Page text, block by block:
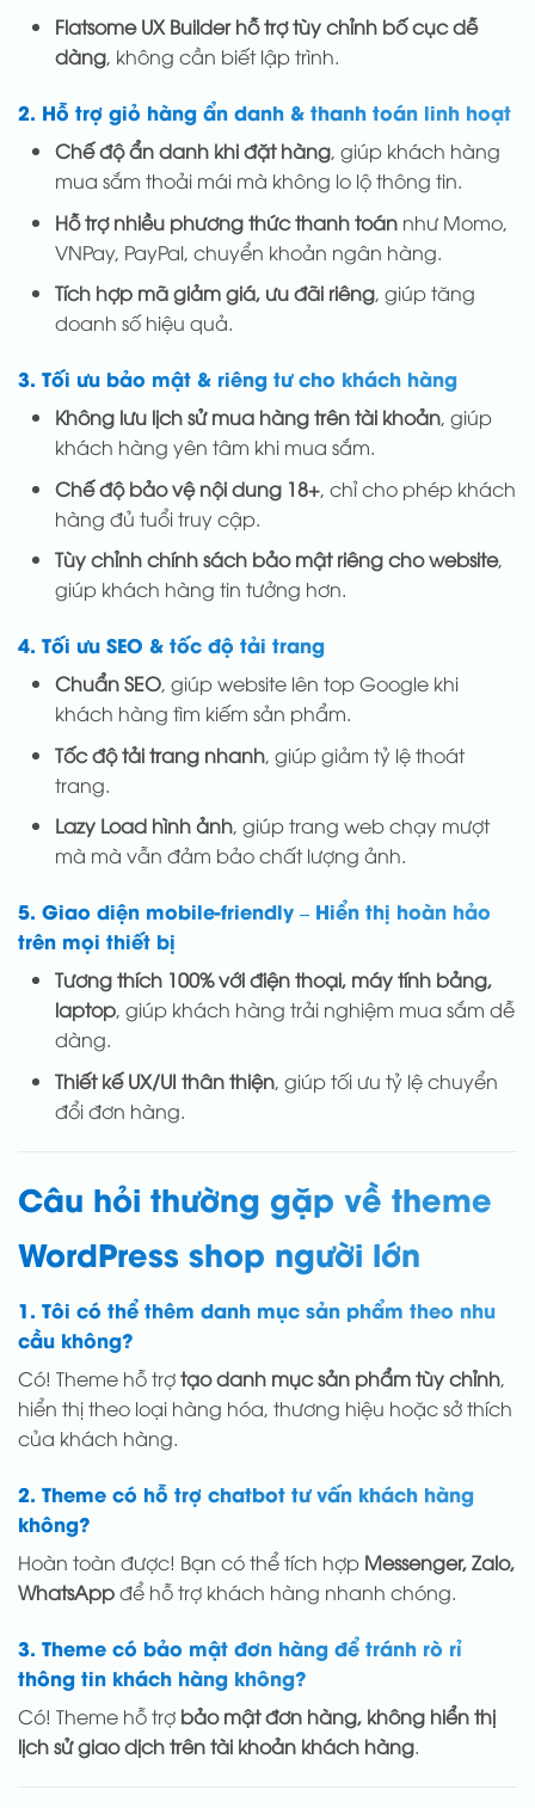
Flatsome UX Builder hỗ trợ tùy chỉnh bố cục dễ
dàng, không cần biết lập trình.
2. Hỗ trợ giỏ hàng ẩn danh & thanh toán linh hoạt
Chế độ ẩn danh khi đặt hàng, giúp khách hàng
mua sắm thoải mái mà không lo lộ thông tin.
Hỗ trợ nhiều phương thức thanh toánnhư Momo,
VNPay, PayPal, chuyển khoản ngân hàng.
Tích hợp mã giảm giá, ưu đãi riêng, giúp tăng
doanh số hiệu quả.
3. Tối ưu bảo mật & riêng tư cho khách hàng
Không lưu lịch sử mua hàng trên tài khoản, giúp
khách hàng yên tâm khi mua sắm.
Chế độ bảo vệ nội dung 18+, chỉ cho phép khách
hàng đủ tuổi truy cập.
Tùy chỉnh chính sách bảo mật riêng cho website,
giúp khách hàng tin tưởng hơn.
4. Tối ưu SEO & tốc độ tải trang
Chuẩn SEO, giúp website lên top Google khi
khách hàng tìm kiếm sản phẩm.
Tốc độ tải trang nhanh, giúp giảm tỷ lệ thoát
trang.
Lazy Load hình ảnh, giúp trang web chạy mượt
mà mà vẫn đảm bảo chất lượng ảnh.
5. Giao diện mobile-friendly – Hiển thị hoàn hảo
trên mọi thiết bị
Tương thích 100% với điện thoại, máy tính bảng,
laptop, giúp khách hàng trải nghiệm mua sắm dễ
dàng.
Thiết kế UX/UI thân thiện, giúp tối ưu tỷ lệ chuyển
đổi đơn hàng.
Câu hỏi thường gặp về theme
WordPress shop người lớn
1. Tôi có thể thêm danh mục sản phẩm theo nhu
cầu không?
Có! Theme hỗ trợtạo danh mục sản phẩm tùy chỉnh,
hiển thị theo loại hàng hóa, thương hiệu hoặc sở thích
của khách hàng.
2. Theme có hỗ trợ chatbot tư vấn khách hàng
không?
Hoàn toàn được! Bạn có thể tích hợp Messenger, Zalo,
WhatsAppđể hỗ trợ khách hàng nhanh chóng.
3. Theme có bảo mật đơn hàng để tránh rò rỉ
thông tin khách hàng không?
Có! Theme hỗ trợ bảo mật đơn hàng, không hiển thị
lịch sử giao dịch trên tài khoản khách hàng.